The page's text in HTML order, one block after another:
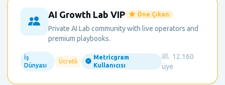
AI Growth Lab VIP Öne Çıkan
Private AI Lab community with live operators and
premium playbooks.
İş
Dünyası
Ücretli
Metricgram
Kullanıcısı
12.160
üye